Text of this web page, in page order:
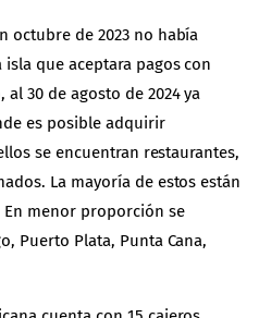
octubre de 2023 no había
que aceptara pagos con
30 de agosto de 2024 ya
es posible adquirir
se encuentran restaurantes,
La mayoría de estos están
menor proporción se
Puerto Plata, Punta Cana,